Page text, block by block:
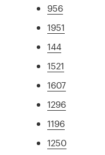
956
1951
144
1521
1607
1296
1196
1250